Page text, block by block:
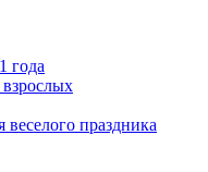
года
праздника